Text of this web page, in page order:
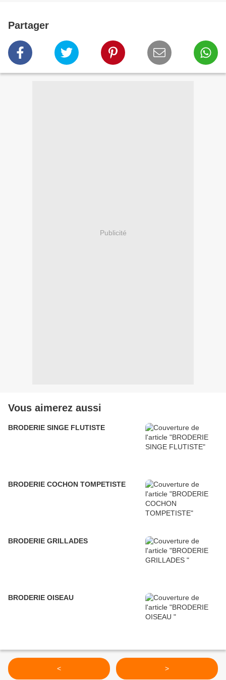
Partager
Publicité
Vous aimerez aussi
BRODERIE SINGE FLUTISTE
BRODERIE COCHON TOMPETISTE
BRODERIE GRILLADES
BRODERIE OISEAU
< >